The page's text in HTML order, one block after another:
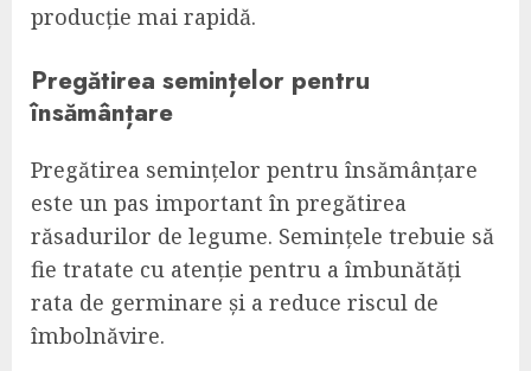
producție mai rapidă.
Pregătirea semințelor pentru
însămânțare
Pregătirea semințelor pentru însămânțare
este un pas important în pregătirea
răsadurilor de legume. Semințele trebuie să
fie tratate cu atenție pentru a îmbunătăți
rata de germinare și a reduce riscul de
îmbolnăvire.